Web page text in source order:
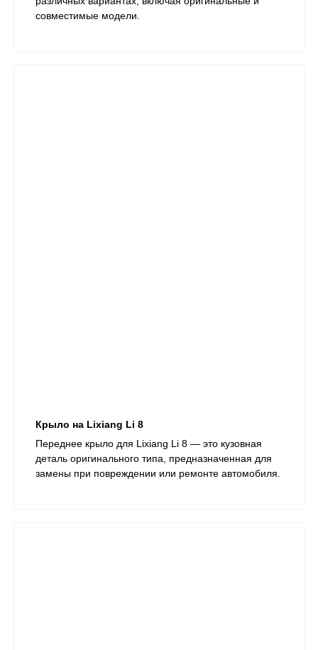
совместимые модели.
Крыло на Lixiang Li 8
Переднее крыло для Lixiang Li 8 — это кузовная
деталь оригинального типа, предназначенная для
замены при повреждении или ремонте автомобиля.